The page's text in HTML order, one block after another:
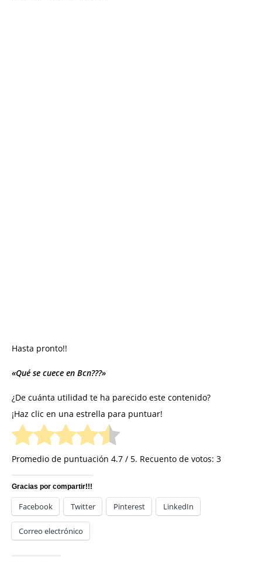
Hasta pronto!!
«Qué se cuece en Bcn???»
¿De cuánta utilidad te ha parecido este contenido?
¡Haz clic en una estrella para puntuar!
Promedio de puntuación 4.7 / 5. Recuento de votos: 3
Gracias por compartir!!!
Facebook Twitter Pinterest LinkedIn
Correo electrónico